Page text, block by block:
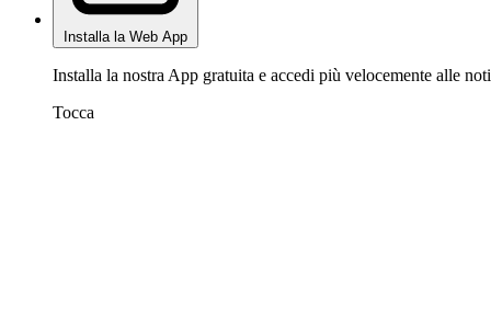
Installa la Web App
Installa la nostra App gratuita e accedi più velocemente alle
Tocca